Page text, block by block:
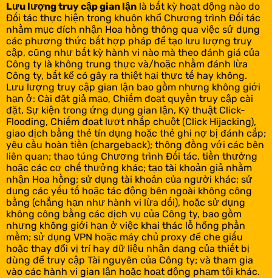
Lưu lượng truy cập gian lận là bất kỳ hoạt động nào do
Đối tác thực hiện trong khuôn khổ Chương trình Đối tác
nhằm mục đích nhận Hoa hồng thông qua việc sử dụng
các phương thức bất hợp pháp để tạo lưu lượng truy
cập, cũng như bất kỳ hành vi nào mà theo đánh giá của
Công ty là không trung thực và/hoặc nhằm đánh lừa
Công ty, bất kể có gây ra thiệt hại thực tế hay không.
Lưu lượng truy cập gian lận bao gồm nhưng không giới
hạn ở: Cài đặt giả mạo, Chiếm đoạt quyền truy cập cài
đặt, Sự kiện trong ứng dụng gian lận, Kỹ thuật Click-
Flooding, Chiếm đoạt lượt nhấp chuột (Click Hijacking),
giao dịch bằng thẻ tín dụng hoặc thẻ ghi nợ bị đánh cắp;
yêu cầu hoàn tiền (chargeback); thông đồng với các bên
liên quan; thao túng Chương trình Đối tác, tiền thưởng
hoặc các cơ chế thưởng khác; tạo tài khoản giả nhằm
nhận Hoa hồng; sử dụng tài khoản của người khác; sử
dụng các yếu tố hoặc tác động bên ngoài không công
bằng (chẳng hạn như hành vi lừa dối), hoặc sử dụng
không công bằng các dịch vụ của Công ty, bao gồm
nhưng không giới hạn ở việc khai thác lỗ hổng phần
mềm; sử dụng VPN hoặc máy chủ proxy để che giấu
hoặc thay đổi vị trí hay dữ liệu nhận dạng của thiết bị
dùng để truy cập Tài nguyên của Công ty; và tham gia
vào các hành vi gian lận hoặc hoạt động phạm tội khác.